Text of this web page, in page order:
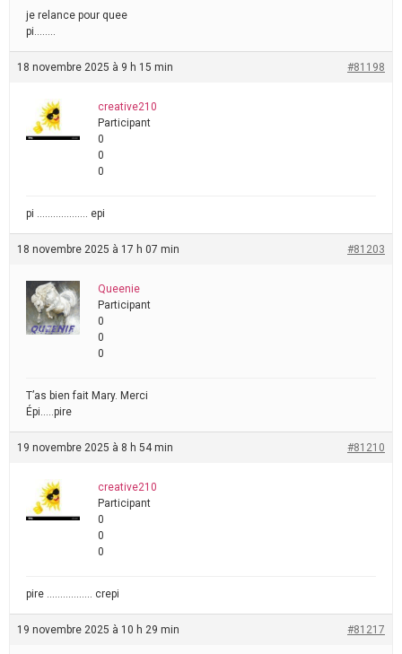
je relance pour quee
pi……..
18 novembre 2025 à 9 h 15 min #81198
creative210
Participant
0
0
0
pi ………………. epi
18 novembre 2025 à 17 h 07 min #81203
Queenie
Participant
0
0
0
T’as bien fait Mary. Merci
Épi…..pire
19 novembre 2025 à 8 h 54 min #81210
creative210
Participant
0
0
0
pire …………….. crepi
19 novembre 2025 à 10 h 29 min #81217